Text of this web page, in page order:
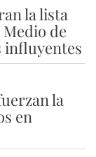
la lista
de
influyentes
la
en